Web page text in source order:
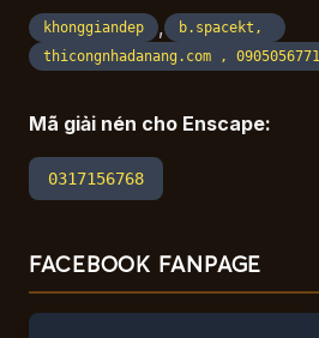
khonggiandep ,
b.spacekt,
thicongnhadanang.com , 0905056771
Mã giải nén cho Enscape:
0317156768
FACEBOOK FANPAGE